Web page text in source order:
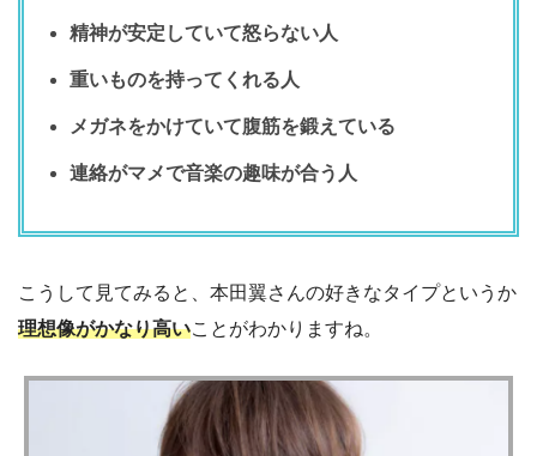
精神が安定していて怒らない人
重いものを持ってくれる人
メガネをかけていて腹筋を鍛えている
連絡がマメで音楽の趣味が合う人
こうして見てみると、本田翼さんの好きなタイプというか
理想像がかなり高いことがわかりますね。